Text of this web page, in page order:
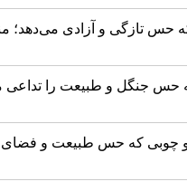
که حس تازگی و آزادی
حس جنگل و طبیعت را تداعی
و چوبی که حس طبیعت و فضای